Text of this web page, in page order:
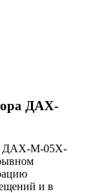
ДАХ-
ДАХ-М-05Х-
и в